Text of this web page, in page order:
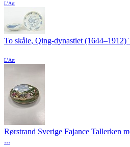
L'Art
To skåle, Qing-dynastiet (1644–1912)
L'Art
Rørstrand Sverige Fajance Tallerken
...